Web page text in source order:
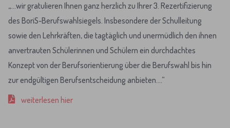
„…wir gratulieren Ihnen ganz herzlich zu Ihrer 3. Rezertifizierung
des BoriS-Berufswahlsiegels. Insbesondere der Schulleitung
sowie den Lehrkräften, die tagtäglich und unermüdlich den ihnen
anvertrauten Schülerinnen und Schülern ein durchdachtes
Konzept von der Berufsorientierung über die Berufswahl bis hin
zur endgültigen Berufsentscheidung anbieten….”
weiterlesen hier